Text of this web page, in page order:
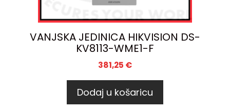
VANJSKA JEDINICA HIKVISION DS-
KV8113-WME1-F
381,25 €
Dodaj u košaricu